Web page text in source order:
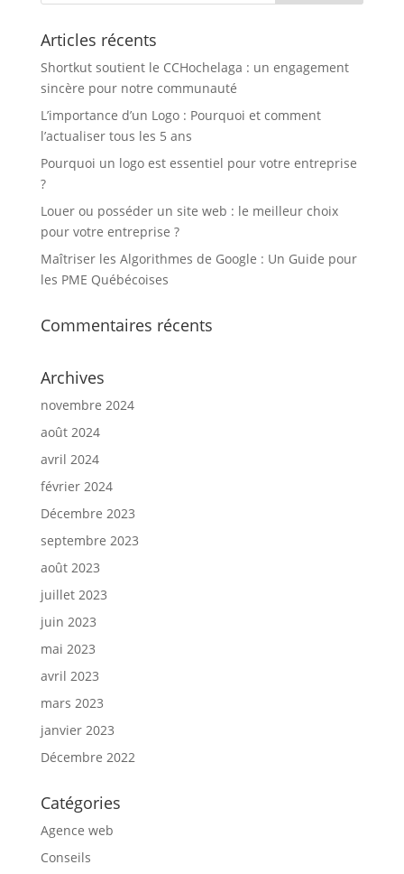
Articles récents
Shortkut soutient le CCHochelaga : un engagement
sincère pour notre communauté
L’importance d’un Logo : Pourquoi et comment
l’actualiser tous les 5 ans
Pourquoi un logo est essentiel pour votre entreprise
?
Louer ou posséder un site web : le meilleur choix
pour votre entreprise ?
Maîtriser les Algorithmes de Google : Un Guide pour
les PME Québécoises
Commentaires récents
Archives
novembre 2024
août 2024
avril 2024
février 2024
Décembre 2023
septembre 2023
août 2023
juillet 2023
juin 2023
mai 2023
avril 2023
mars 2023
janvier 2023
Décembre 2022
Catégories
Agence web
Conseils